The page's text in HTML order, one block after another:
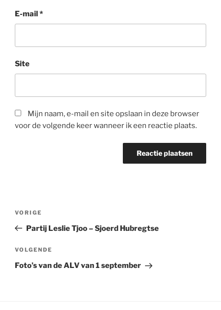
E-mail*
Site
Mijn naam, e-mail en site opslaan in deze browser
voor de volgende keer wanneer ik een reactie plaats.
Vorig
bericht
VORIGE
Partij Leslie Tjoo – Sjoerd Hubregtse
Volgend
bericht
VOLGENDE
Foto’s van de ALV van 1 september